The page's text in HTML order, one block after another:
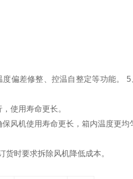
偏差修整、控温自整定等功能。
使用寿命更长。
风机使用寿命更长，箱内温度更均
时要求拆除风机降低成本。